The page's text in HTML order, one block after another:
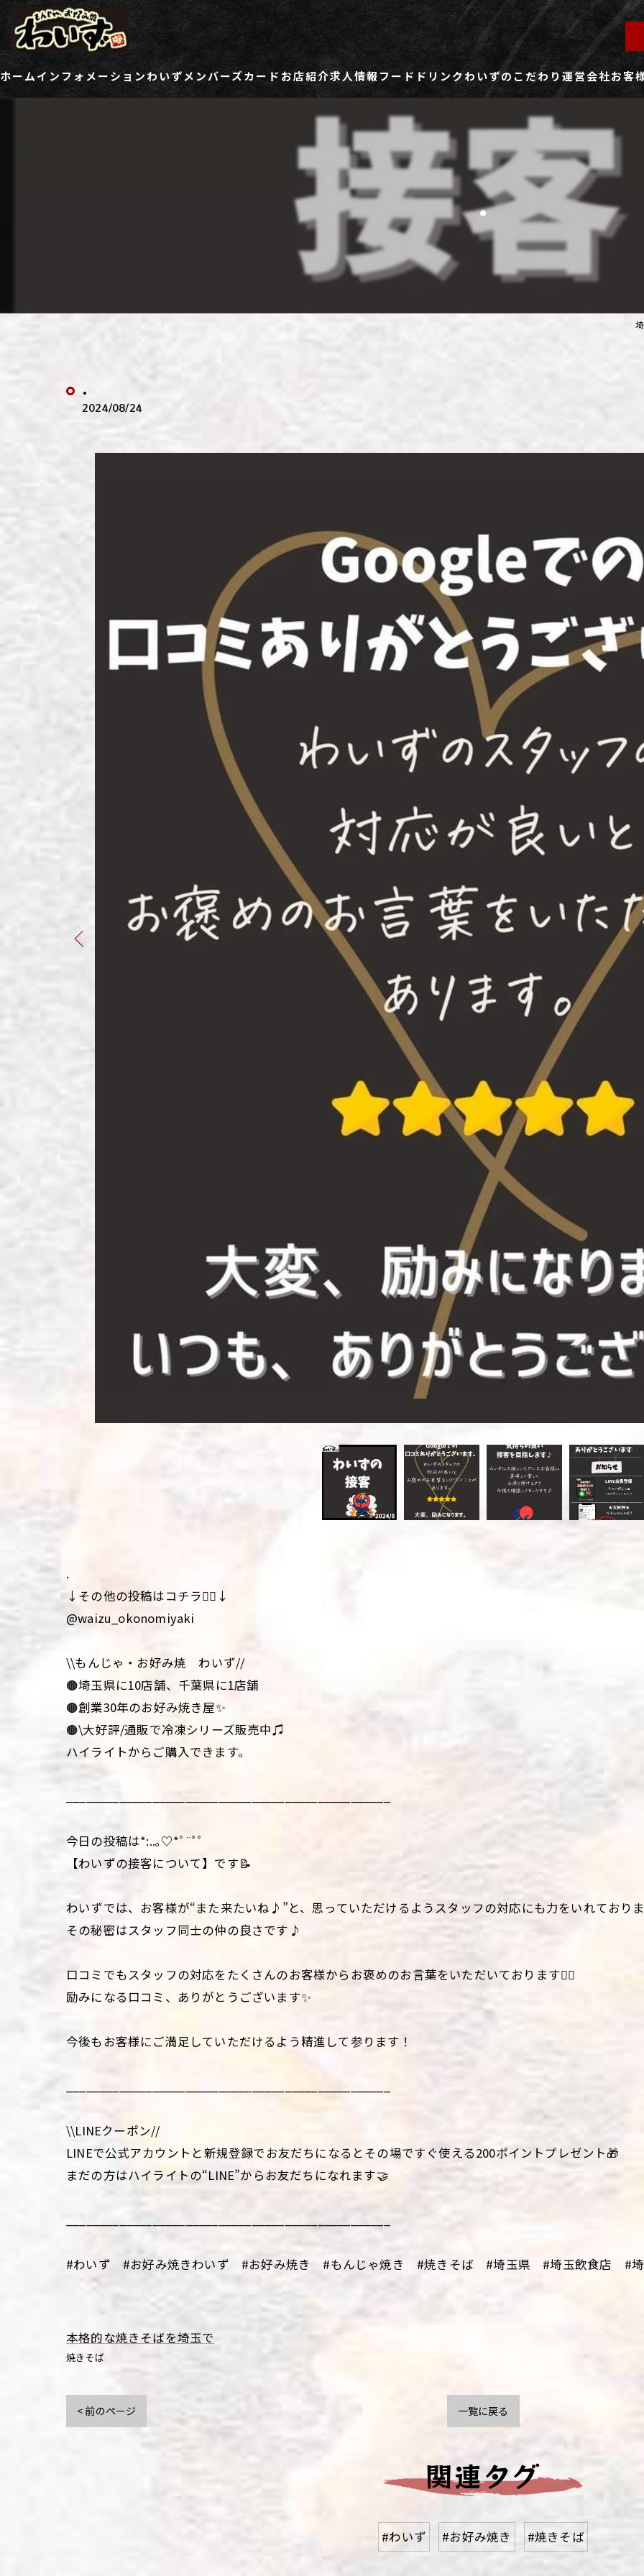
ホームインフォメーションわいずメンバーズカード お店紹介
わいず所沢店
わいずふじみ野店
わいず熊谷店
わいず春日部店
わいず三芳店
求人情報
社員用求人ページ
パート・アルバイト用求人ページ
フード ドリンクわいずのこだわり運営会社お客
.
.
2024/08/24
.
↓その他の投稿はコチラ💁‍♀️↓
@waizu_okonomiyaki
\\もんじゃ・お好み焼 わいず//
🟤埼玉県に10店舗、千葉県に1店舗
🟤創業30年のお好み焼き屋✨
🟤\大好評/通販で冷凍シリーズ販売中♫
ハイライトからご購入できます。
今日の投稿は*:..｡♡*ﾟ¨ﾟﾟ
【わいずの接客について】です📝
わいずでは、お客様が“また来たいね♪”と、思っていただけるようスタッフの対応にも力をいれており
その秘密はスタッフ同士の仲の良さです♪
口コミでもスタッフの対応をたくさんのお客様からお褒めのお言葉をいただいております🙇‍♀️
励みになる口コミ、ありがとうございます✨
今後もお客様にご満足していただけるよう精進して参ります！
\\LINEクーポン//
LINEで公式アカウントと新規登録でお友だちになるとその場ですぐ使える200ポイントプレゼント🎁
まだの方はハイライトの“LINE”からお友だちになれます🤝
#わいず #お好み焼きわいず #お好み焼き #もんじゃ焼き #焼きそば #埼玉県 #埼玉飲食店 #埼
本格的な焼きそばを埼玉で
焼きそば
< 前のページ 一覧に戻る
関連タグ
#わいず #お好み焼き #焼きそば